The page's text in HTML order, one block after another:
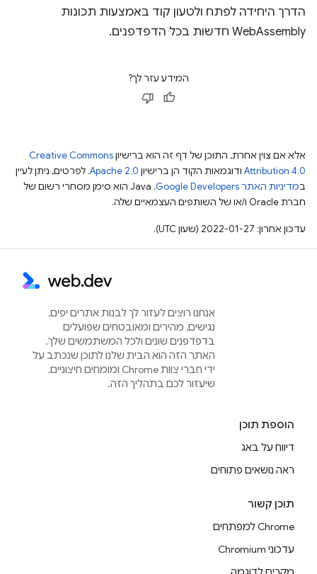
הדרך היחידה לפתח ולטעון קוד באמצעות תכונות
WebAssembly חדשות בכל הדפדפנים.
המידע עזר לך?
אלא אם צוין אחרת, התוכן של דף זה הוא ברישיוןCreative Commons
Attribution 4.0 ודוגמאות הקוד הן ברישיון Apache 2.0. לפרטים, ניתן לעיין
במדיניות האתר Google Developers‏
.‏ Java הוא סימן מסחרי רשום של
חברת Oracle ו/או של השותפים העצמאיים שלה.
עדכון אחרון: 2022-01-27 (שעון UTC).
אנחנו רוצים לעזור לך לבנות אתרים יפים,
נגישים, מהירים ומאובטחים שפועלים
בדפדפנים שונים ולכל המשתמשים שלך.
האתר הזה הוא הבית שלנו לתוכן שנכתב על
ידי חברי צוות Chrome ומומחים חיצוניים,
שיעזור לכם בתהליך הזה.
הוספת תוכן
דיווח על באג
ראה נושאים פתוחים
תוכן קשור
Chrome למפתחים
עדכוני Chromium